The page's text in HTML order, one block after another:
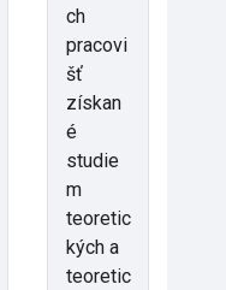
ch
pracovi
šť
získan
é
studie
m
teoretic
kých a
teoretic